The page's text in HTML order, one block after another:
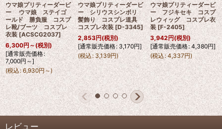
ウマ娘プリティーダービ
ー ウマ娘 ステイゴ
ールド 勝負服 コスプ
レ靴/ブーツ コスプレ
衣装 [ACSCG2037]
6,300円 ～(税別)
[通常販売価格:
7,000円～]
(税込: 6,930円～)
ウマ娘プリティーダービ
ー シリウスシンボリ
髪飾り コスプレ道具
コスプレ衣装 [D-3345]
2,853円(税別)
[通常販売価格: 3,170円]
(税込: 3,139円)
ウマ娘プリティーダービ
ー フジキセキ コスプ
レウィッグ コスプレ衣
装 [F-2405]
3,942円(税別)
[通常販売価格: 4,380円]
(税込: 4,337円)
レビュー